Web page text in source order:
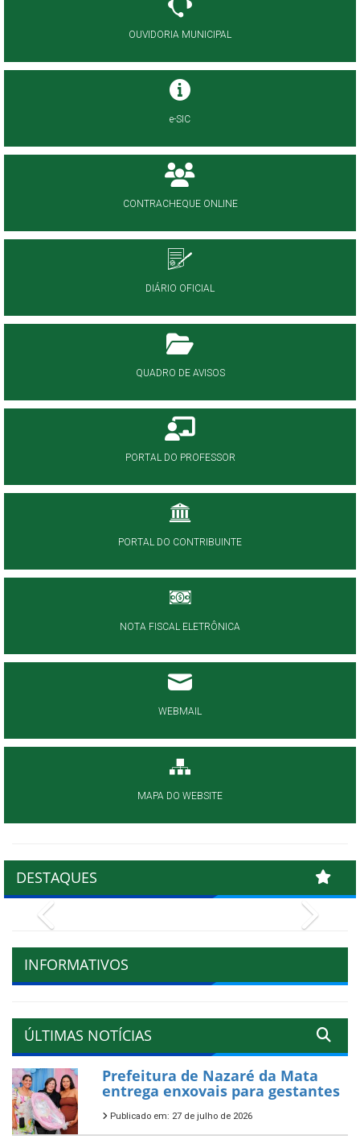
OUVIDORIA MUNICIPAL
e-SIC
CONTRACHEQUE ONLINE
DIÁRIO OFICIAL
QUADRO DE AVISOS
PORTAL DO PROFESSOR
PORTAL DO CONTRIBUINTE
NOTA FISCAL ELETRÔNICA
WEBMAIL
MAPA DO WEBSITE
DESTAQUES
INFORMATIVOS
ÚLTIMAS NOTÍCIAS
Prefeitura de Nazaré da Mata
entrega enxovais para gestantes
Publicado em: 27 de julho de 2026